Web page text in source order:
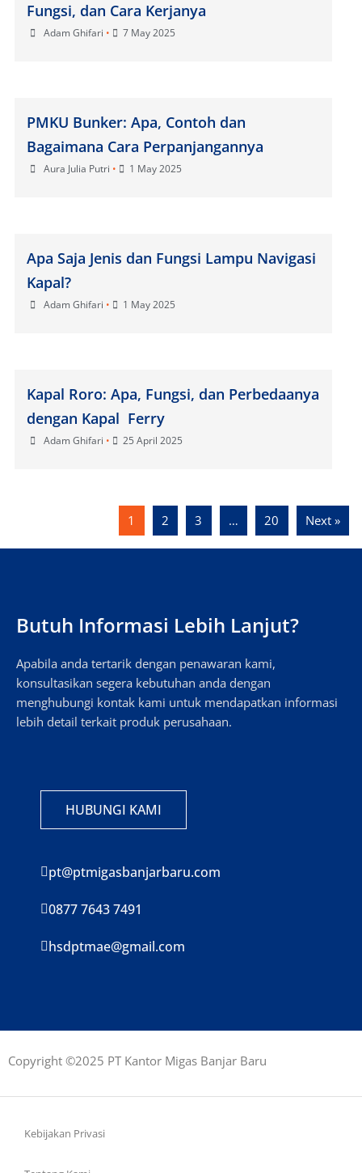
Fungsi, dan Cara Kerjanya
Adam Ghifari • 7 May 2025
PMKU Bunker: Apa, Contoh dan
Bagaimana Cara Perpanjangannya
Aura Julia Putri • 1 May 2025
Apa Saja Jenis dan Fungsi Lampu Navigasi
Kapal?
Adam Ghifari • 1 May 2025
Kapal Roro: Apa, Fungsi, dan Perbedaanya
dengan Kapal Ferry
Adam Ghifari • 25 April 2025
1 2 3 … 20 Next »
Butuh Informasi Lebih Lanjut?
Apabila anda tertarik dengan penawaran kami,
konsultasikan segera kebutuhan anda dengan
menghubungi kontak kami untuk mendapatkan informasi
lebih detail terkait produk perusahaan.
HUBUNGI KAMI
pt@ptmigasbanjarbaru.com
0877 7643 7491
hsdptmae@gmail.com
Copyright ©2025 PT Kantor Migas Banjar Baru
Kebijakan Privasi